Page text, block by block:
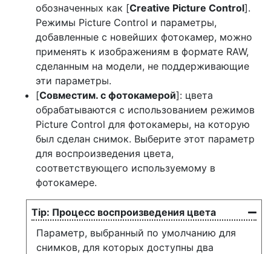
обозначенных как [Creative Picture Control].
Режимы Picture Control и параметры,
добавленные с новейших фотокамер, можно
применять к изображениям в формате RAW,
сделанным на модели, не поддерживающие
эти параметры.
[Совместим. с фотокамерой]: цвета
обрабатываются с использованием режимов
Picture Control для фотокамеры, на которую
был сделан снимок. Выберите этот параметр
для воспроизведения цвета,
соответствующего используемому в
фотокамере.
Процесс воспроизведения цвета
Параметр, выбранный по умолчанию для
снимков, для которых доступны два